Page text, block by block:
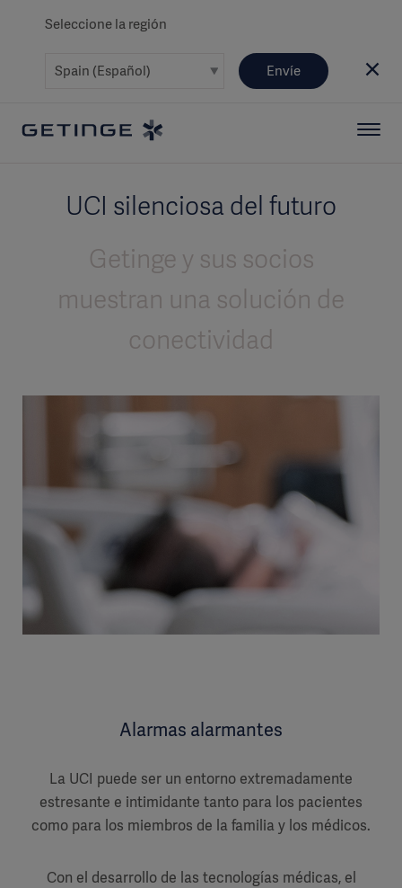
Seleccione la región
Envíe
UCI silenciosa del futuro
Getinge y sus socios
muestran una solución de
conectividad
Alarmas alarmantes
La UCI puede ser un entorno extremadamente
estresante e intimidante tanto para los pacientes
como para los miembros de la familia y los médicos.
Con el desarrollo de las tecnologías médicas, el